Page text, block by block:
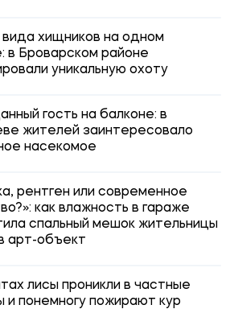
хищников на одном
в Броварском районе
уникальную охоту
гость на балконе: в
жителей заинтересовало
насекомое
рентген или современное
как влажность в гараже
спальный мешок жительницы
арт-объект
лисы проникли в частные
и понемногу пожирают кур